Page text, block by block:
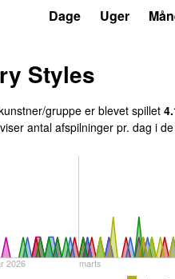
Dage Uger
Styles
gruppe er blevet spillet
antal afspilninger pr. dag i
2026 marts